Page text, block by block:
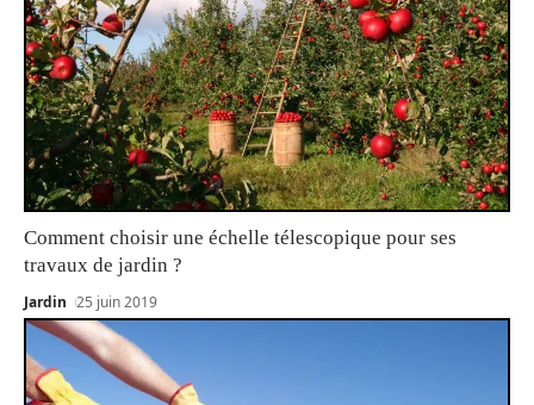
Comment choisir une échelle télescopique pour ses
travaux de jardin ?
Jardin 25 juin 2019